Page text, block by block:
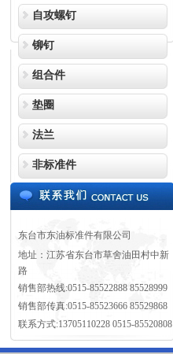
自攻螺钉
铆钉
组合件
垫圈
法兰
非标准件
东台市东油标准件有限公司
地址：江苏省东台市草舍油田村中新
路
销售部热线:0515-85522888 85528999
销售部传真:0515-85523666 85529868
联系方式:13705110228 0515-85520808